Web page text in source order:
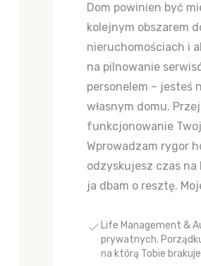
Dom powinien być
kolejnym obszarem
nieruchomościach i
na pilnowanie
personelem – jesteś
własnym domu.
funkcjonowanie
Wprowadzam rygor
odzyskujesz czas
ja dbam o resztę.
Life Management &
prywatnych.
na którą Tobie